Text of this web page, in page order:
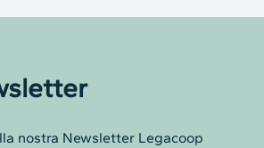
nostra Newsletter Legacoop